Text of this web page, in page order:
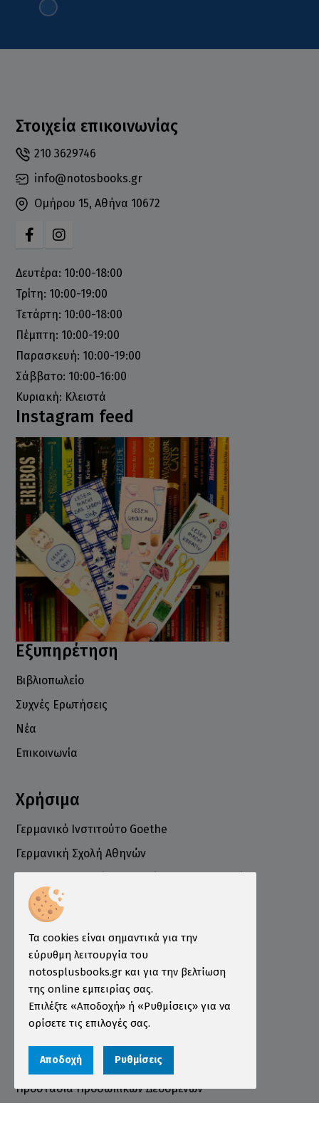
Στοιχεία επικοινωνίας
210 3629746
info@notosbooks.gr
Ομήρου 15, Αθήνα 10672
Δευτέρα: 10:00-18:00
Τρίτη: 10:00-19:00
Τετάρτη: 10:00-18:00
Πέμπτη: 10:00-19:00
Παρασκευή: 10:00-19:00
Σάββατο: 10:00-16:00
Κυριακή: Κλειστά
Instagram feed
Εξυπηρέτηση
Βιβλιοπωλείο
Συχνές Ερωτήσεις
Νέα
Επικοινωνία
Χρήσιμα
Γερμανικό Ινστιτούτο Goethe
Γερμανική Σχολή Αθηνών
Επιμελητήριο
Ινστιτούτο ÖSD Ελλάδας
Πληροφορίες
Τρόποι Παραγγελίας
Τρόποι Πληρωμής
Τρόποι Αποστολής
Όροι χρήσης
Προστασία Προσωπικών Δεδομένων
Τα cookies είναι σημαντικά για την
εύρυθμη λειτουργία του
notosplusbooks.gr και για την βελτίωση
της online εμπειρίας σας.
Επιλέξτε «Αποδοχή» ή «Ρυθμίσεις» για να
ορίσετε τις επιλογές σας.
Αποδοχή Ρυθμίσεις